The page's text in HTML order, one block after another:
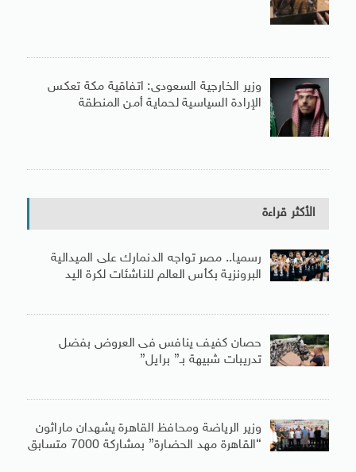
وزير الخارجية السعودى: اتفاقية مكة تعكس
الإرادة السياسية لحماية أمن المنطقة
الأكثر قراءة
رسميا.. مصر تواجه الدنمارك على الميدالية
البرونزية بكأس العالم للناشئات لكرة اليد
حصان كفيف ينافس فى العروض بفضل
تدريبات شبيهة بـ” برايل”
وزير الرياضة ومحافظ القاهرة يشهدان ماراثون
“القاهرة مهد الحضارة” بمشاركة 7000 متسابق